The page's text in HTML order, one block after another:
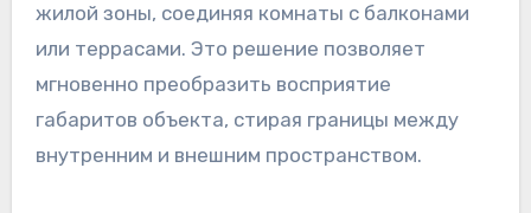
жилой зоны, соединяя комнаты с балконами
или террасами. Это решение позволяет
мгновенно преобразить восприятие
габаритов объекта, стирая границы между
внутренним и внешним пространством.